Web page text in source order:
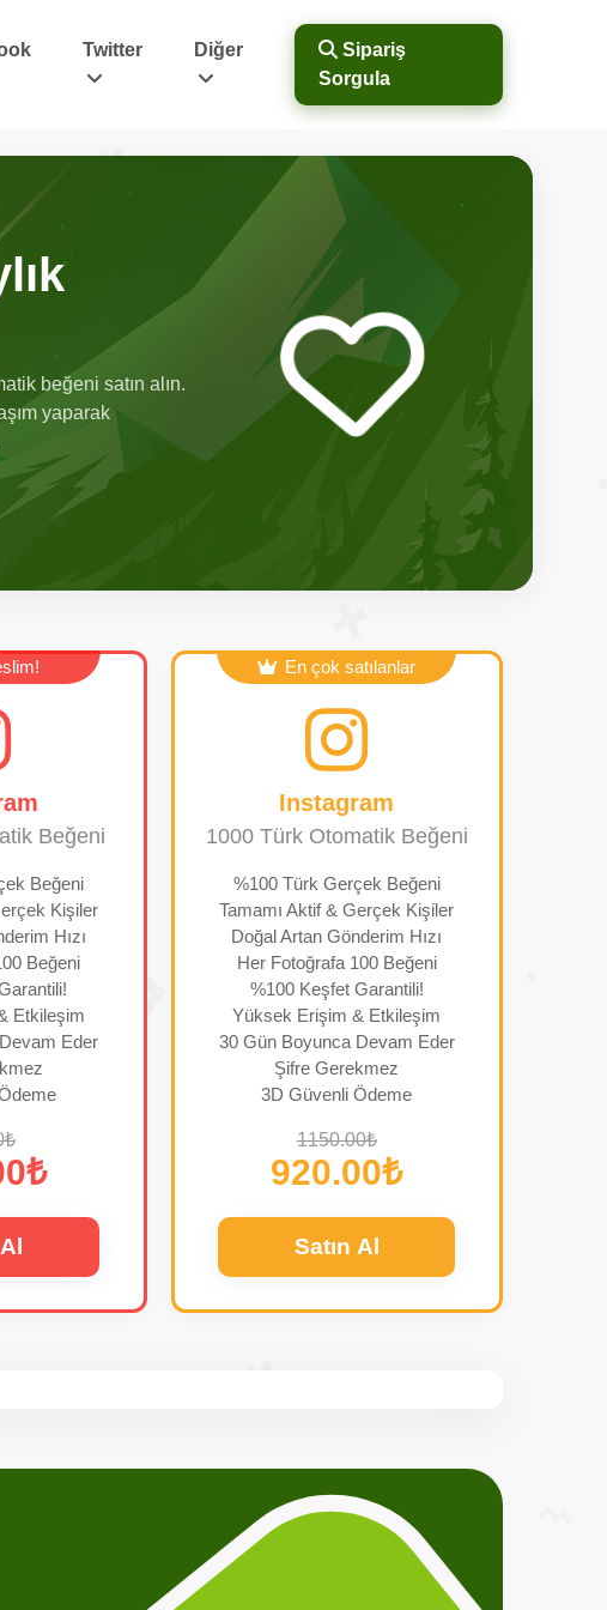
Twitter Diğer
Sipariş
Sorgula
beğeni satın alın.
yaparak
Beğeni
Beğeni
Kişiler
Hızı
Beğeni
Etkileşim
Eder
En çok satılanlar
Instagram
1000 Türk Otomatik Beğeni
%100 Türk Gerçek Beğeni
Tamamı Aktif & Gerçek Kişiler
Doğal Artan Gönderim Hızı
Her Fotoğrafa 100 Beğeni
%100 Keşfet Garantili!
Yüksek Erişim & Etkileşim
30 Gün Boyunca Devam Eder
Şifre Gerekmez
3D Güvenli Ödeme
1150.00₺
920.00₺
Satın Al